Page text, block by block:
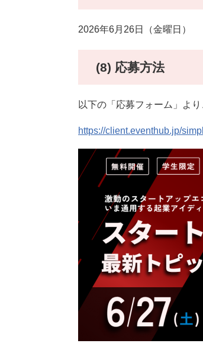
2026年6月26日（金曜日）
(8) 応募方法
以下の「応募フォーム」よ
https://client.eventhub.jp/